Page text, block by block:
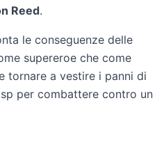
Reed.
le conseguenze delle
supereroe che come
tornare a vestire i panni di
per combattere contro un